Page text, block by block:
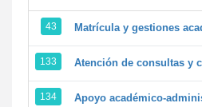
43 Matrícula y gestiones
133 Atención de consultas y
134 Apoyo académico-